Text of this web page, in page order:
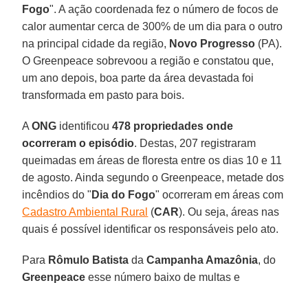
Fogo". A ação coordenada fez o número de focos de
calor aumentar cerca de 300% de um dia para o outro
na principal cidade da região, Novo Progresso (PA).
O Greenpeace sobrevoou a região e constatou que,
um ano depois, boa parte da área devastada foi
transformada em pasto para bois.
AONG identificou478 propriedades onde
ocorreram o episódio. Destas, 207 registraram
queimadas em áreas de floresta entre os dias 10 e 11
de agosto. Ainda segundo o Greenpeace, metade dos
incêndios do " Dia do Fogo" ocorreram em áreas com
Cadastro Ambiental Rural (CAR). Ou seja, áreas nas
quais é possível identificar os responsáveis pelo ato.
Para Rômulo Batista daCampanha Amazônia, do
Greenpeace esse número baixo de multas e